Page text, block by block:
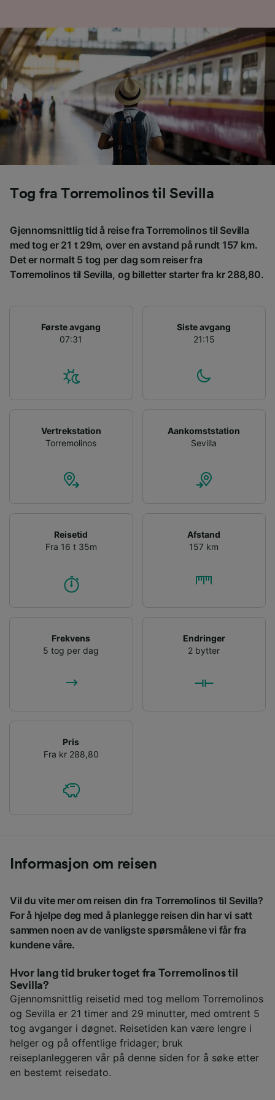
Tog fra Torremolinos til Sevilla
Gjennomsnittlig tid å reise fra Torremolinos til Sevilla
med tog er 21 t 29m, over en avstand på rundt 157 km.
Det er normalt 5 tog per dag som reiser fra
Torremolinos til Sevilla, og billetter starter fra kr 288,80.
Første avgang
07:31
Siste avgang
21:15
Vertrekstation
Torremolinos
Aankomststation
Sevilla
Reisetid
Fra 16 t 35m
Afstand
157 km
Frekvens
5 tog per dag
Endringer
2 bytter
Pris
Fra kr 288,80
Informasjon om reisen
Vil du vite mer om reisen din fra Torremolinos til Sevilla?
For å hjelpe deg med å planlegge reisen din har vi satt
sammen noen av de vanligste spørsmålene vi får fra
kundene våre.
Hvor lang tid bruker toget fra Torremolinos til
Sevilla?
Gjennomsnittlig reisetid med tog mellom Torremolinos
og Sevilla er 21 timer and 29 minutter, med omtrent 5
tog avganger i døgnet. Reisetiden kan være lengre i
helger og på offentlige fridager; bruk
reiseplanleggeren vår på denne siden for å søke etter
en bestemt reisedato.